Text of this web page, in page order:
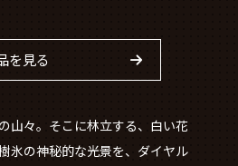
を見る
山々。そこに林立する、白い花
氷の神秘的な光景を、ダイヤル